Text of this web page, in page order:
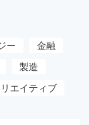
ー
金融
製造
エイティブ